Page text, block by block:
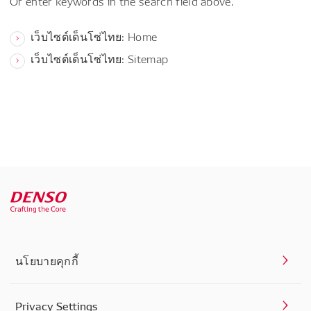
เว็บไซต์เด็นโซ่ไทย: Home
เว็บไซต์เด็นโซ่ไทย: Sitemap
นโยบายคุกกี้
Privacy Settings